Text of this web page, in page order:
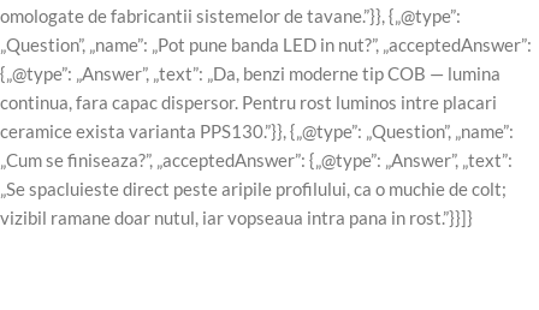
omologate de fabricantii sistemelor de tavane.”}}, {„@type”:
„Question”, „name”: „Pot pune banda LED in nut?”, „acceptedAnswer”:
{„@type”: „Answer”, „text”: „Da, benzi moderne tip COB — lumina
continua, fara capac dispersor. Pentru rost luminos intre placari
ceramice exista varianta PPS130.”}}, {„@type”: „Question”, „name”:
„Cum se finiseaza?”, „acceptedAnswer”: {„@type”: „Answer”, „text”:
„Se spacluieste direct peste aripile profilului, ca o muchie de colt;
vizibil ramane doar nutul, iar vopseaua intra pana in rost.”}}]}